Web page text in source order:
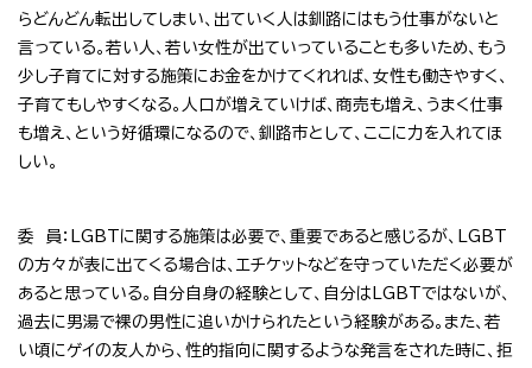
らどんどん転出してしまい、出ていく人は釧路にはもう仕事がないと
言っている。若い人、若い女性が出ていっていることも多いため、もう
少し子育てに対する施策にお金をかけてくれれば、女性も働きやすく、
子育てもしやすくなる。人口が増えていけば、商売も増え、うまく仕事
も増え、という好循環になるので、釧路市として、ここに力を入れてほ
しい。
委 員：LGBTに関する施策は必要で、重要であると感じるが、LGBT
の方々が表に出てくる場合は、エチケットなどを守っていただく必要が
あると思っている。自分自身の経験として、自分はLGBTではないが、
過去に男湯で裸の男性に追いかけられたという経験がある。また、若
い頃にゲイの友人から、性的指向に関するような発言をされた時に、拒